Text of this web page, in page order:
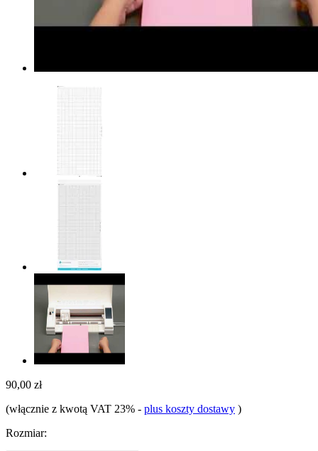
90,00 zł
(włącznie z kwotą VAT 23% - plus koszty dostawy )
Rozmiar: